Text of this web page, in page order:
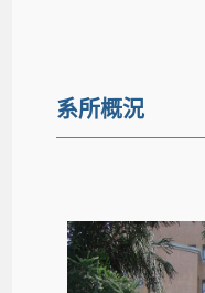
系所概況